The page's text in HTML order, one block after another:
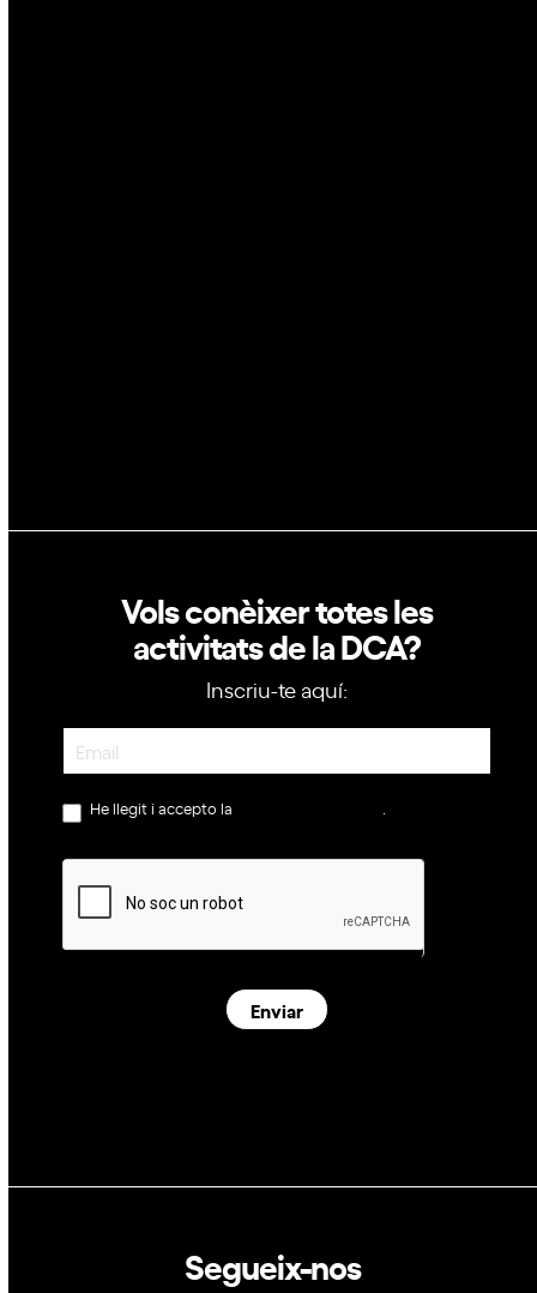
Vols conèixer totes les
activitats de la DCA?
Inscriu-te aquí:
Newsletter
He llegit i accepto la política de privacitat.
Enviar
Segueix-nos